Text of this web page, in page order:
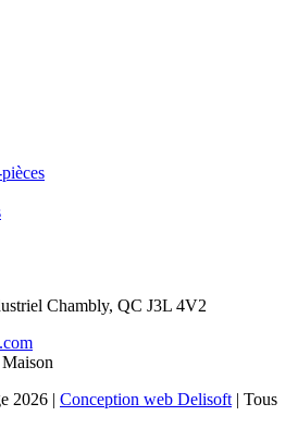
Chambly, QC J3L 4V2
2026 | Conception web Delisoft | Tous